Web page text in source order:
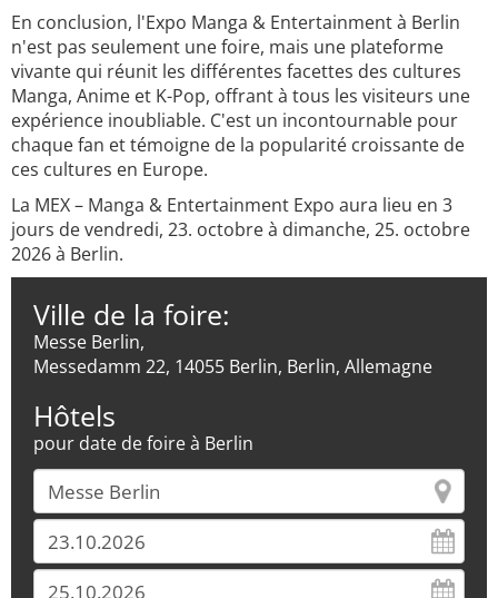
En conclusion, l'Expo Manga & Entertainment à Berlin
n'est pas seulement une foire, mais une plateforme
vivante qui réunit les différentes facettes des cultures
Manga, Anime et K-Pop, offrant à tous les visiteurs une
expérience inoubliable. C'est un incontournable pour
chaque fan et témoigne de la popularité croissante de
ces cultures en Europe.
La MEX – Manga & Entertainment Expo aura lieu en 3
jours de vendredi, 23. octobre à dimanche, 25. octobre
2026 à Berlin.
Ville de la foire:
Messe Berlin,
Messedamm 22, 14055 Berlin, Berlin, Allemagne
Hôtels
pour date de foire à Berlin